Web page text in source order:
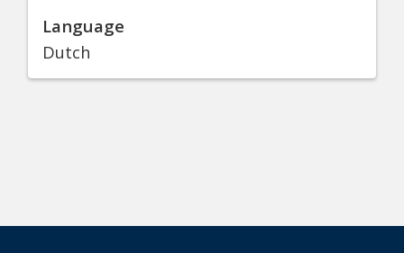
Language
Dutch